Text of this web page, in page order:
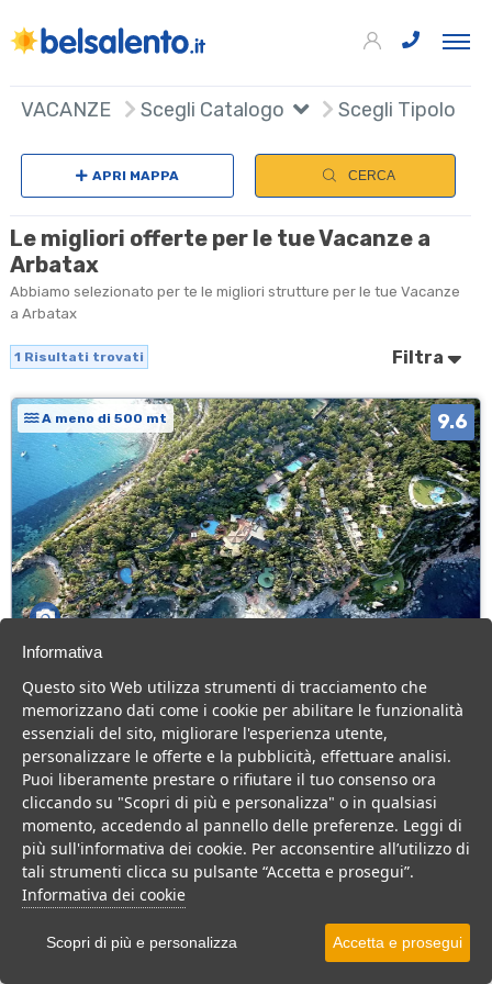
VACANZE Scegli Catalogo Scegli Tipologia
APRI MAPPA CERCA
Le migliori offerte per le tue Vacanze a
Arbatax
Abbiamo selezionato per te le migliori strutture per le tue Vacanze
a Arbatax
1 Risultati trovati Filtra
A meno di 500 mt 9.6
Sardegna > Tortoli > Arbatax
121 Camere
Imponente Resort 4 stelle sul Tirreno, Centro benessere con oltre
2000 mq e parco Naturalistico e Faunistico.
Villaggio Resort
VEDI SU MAPPA
+
Informativa
Questo sito Web utilizza strumenti di tracciamento che
memorizzano dati come i cookie per abilitare le funzionalità
essenziali del sito, migliorare l'esperienza utente,
personalizzare le offerte e la pubblicità, effettuare analisi.
Puoi liberamente prestare o rifiutare il tuo consenso ora
cliccando su "Scopri di più e personalizza" o in qualsiasi
momento, accedendo al pannello delle preferenze. Leggi di
più sull'informativa dei cookie. Per acconsentire all’utilizzo di
tali strumenti clicca su pulsante “Accetta e prosegui”.
Informativa dei cookie
Scopri di più e personalizza Accetta e prosegui